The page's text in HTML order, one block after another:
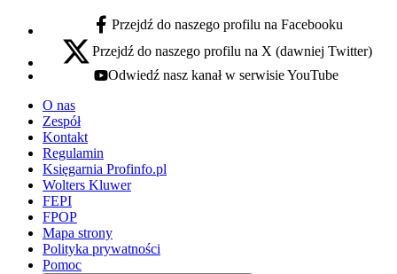
facebook - otwiera się w nowej karcie
Przejdź do naszego profilu na Facebooku
x - otwiera się w nowej karcie
Przejdź do naszego profilu na X (dawniej Twitter)
youtube - otwiera się w nowej karcie
Odwiedź nasz kanał w serwisie YouTube
O nas
Zespół
Kontakt
Regulamin
Księgarnia Profinfo.pl
Wolters Kluwer
FEPI
FPOP
Mapa strony
Polityka prywatności
Pomoc